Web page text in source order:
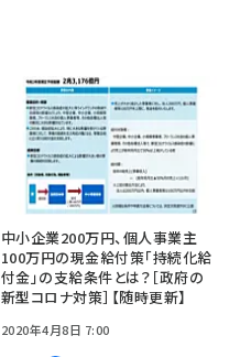
中小企業200万円、個人事業主
100万円の現金給付策「持続化給
付金」の支給条件とは？［政府の
新型コロナ対策］【随時更新】
2020年4月8日 7:00